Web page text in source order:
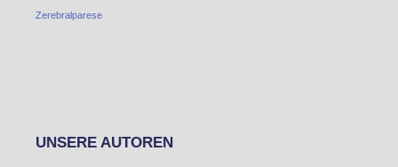
Zerebralparese
UNSERE AUTOREN